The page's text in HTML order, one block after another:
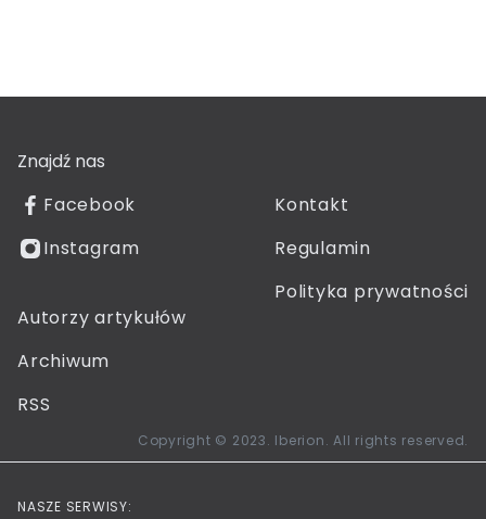
Znajdź nas
Facebook
Instagram
Kontakt
Regulamin
Polityka prywatności
Autorzy artykułów
Archiwum
RSS
Copyright © 2023. Iberion. All rights reserved.
NASZE SERWISY: